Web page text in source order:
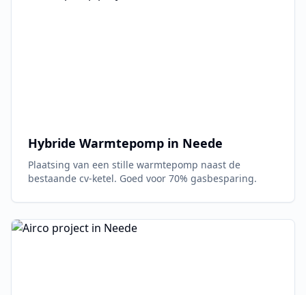
Hybride Warmtepomp in Neede
Plaatsing van een stille warmtepomp naast de
bestaande cv-ketel. Goed voor 70% gasbesparing.